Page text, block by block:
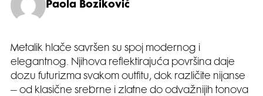
Paola Boziković
Metalik hlače savršen su spoj modernog i
elegantnog. Njihova reflektirajuća površina daje
dozu futurizma svakom outfitu, dok različite nijanse
– od klasične srebrne i zlatne do odvažnijih tonova